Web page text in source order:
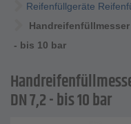
Reifenfüllgeräte
- bis 10 bar
DN 7,2 - bis 10 bar